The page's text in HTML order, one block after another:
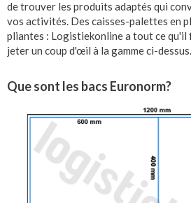
de trouver les produits adaptés qui
vos activités. Des caisses-palettes en
pliantes : Logistiekonline a tout ce qu'il
jeter un coup d'œil à la gamme ci-dessus.
Que sont les bacs Euronorm?